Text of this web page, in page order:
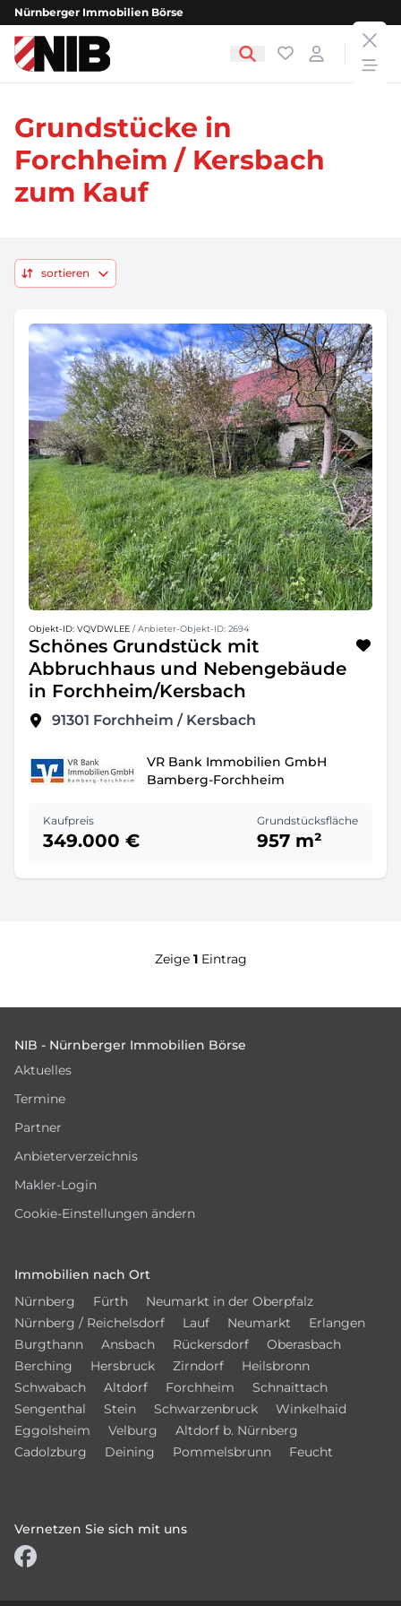
Nürnberger Immobilien Börse
NIB - Nürnberger Immobilien Börse Favoriten
Login
Grundstücke in
Forchheim / Kersbach
zum Kauf
sortieren
Objekt-ID: VQVDWLEE / Anbieter-Objekt-ID: 2694
Schönes Grundstück mit
Abbruchhaus und Nebengebäude
in Forchheim/Kersbach
91301 Forchheim / Kersbach
VR Bank Immobilien GmbH
Bamberg-Forchheim
Kaufpreis
349.000 €
Grundstücksfläche
957 m²
Zeige 1Eintrag
NIB - Nürnberger Immobilien Börse
Aktuelles
Termine
Partner
Anbieterverzeichnis
Makler-Login
Cookie-Einstellungen ändern
Immobilien nach Ort
Nürnberg
Fürth
Neumarkt in der Oberpfalz
Nürnberg / Reichelsdorf
Lauf Neumarkt
Erlangen
Burgthann
Ansbach Rückersdorf
Oberasbach
Berching
Hersbruck Zirndorf
Heilsbronn
Schwabach
Altdorf Forchheim
Schnaittach
Sengenthal
Stein Schwarzenbruck
Winkelhaid
Eggolsheim
Velburg
Altdorf b. Nürnberg
Cadolzburg
Deining Pommelsbrunn Feucht
Vernetzen Sie sich mit uns